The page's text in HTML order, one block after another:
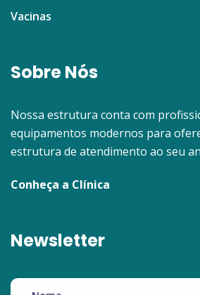
Vacinas
Sobre Nós
Nossa estrutura conta com
equipamentos modernos para
estrutura de atendimento ao seu
Conheça a Clínica
Newsletter